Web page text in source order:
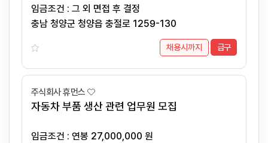
임금조건 : 그 외 면접 후 결정
충남 청양군 청양읍 충절로 1259-130
채용시까지 급구
주식회사 휴먼스
자동차 부품 생산 관련 업무원 모집
임금조건 : 연봉 27,000,000 원